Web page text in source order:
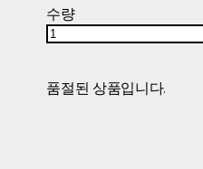
수량
품절된 상품입니다.